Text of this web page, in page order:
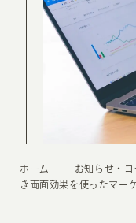
ホーム お知らせ・コ
き両面効果を使ったマー